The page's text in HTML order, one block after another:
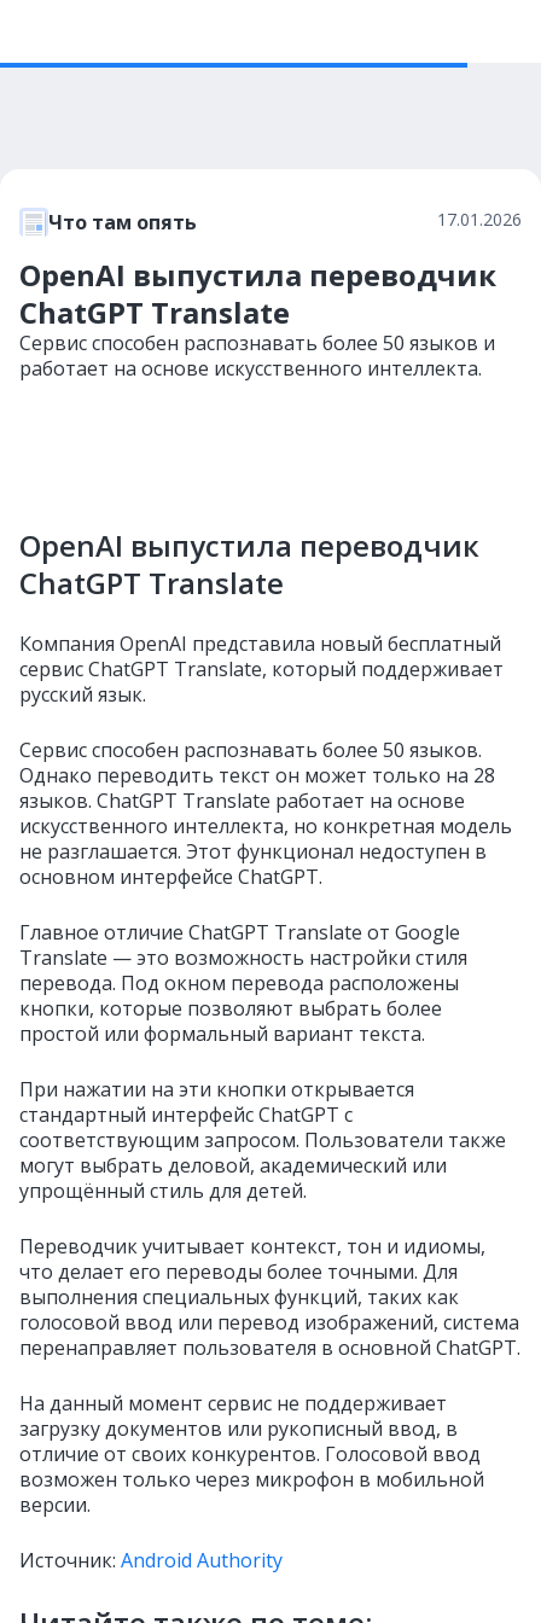
Что там опять 17.01.2026
OpenAI выпустила переводчик
ChatGPT Translate
Сервис способен распознавать более 50 языков и
работает на основе искусственного интеллекта.
OpenAI выпустила переводчик
ChatGPT Translate
Компания OpenAI представила новый бесплатный
сервис ChatGPT Translate, который поддерживает
русский язык.
Сервис способен распознавать более 50 языков.
Однако переводить текст он может только на 28
языков. ChatGPT Translate работает на основе
искусственного интеллекта, но конкретная модель
не разглашается. Этот функционал недоступен в
основном интерфейсе ChatGPT.
Главное отличие ChatGPT Translate от Google
Translate — это возможность настройки стиля
перевода. Под окном перевода расположены
кнопки, которые позволяют выбрать более
простой или формальный вариант текста.
При нажатии на эти кнопки открывается
стандартный интерфейс ChatGPT с
соответствующим запросом. Пользователи также
могут выбрать деловой, академический или
упрощённый стиль для детей.
Переводчик учитывает контекст, тон и идиомы,
что делает его переводы более точными. Для
выполнения специальных функций, таких как
голосовой ввод или перевод изображений, система
перенаправляет пользователя в основной ChatGPT.
На данный момент сервис не поддерживает
загрузку документов или рукописный ввод, в
отличие от своих конкурентов. Голосовой ввод
возможен только через микрофон в мобильной
версии.
Источник: Android Authority